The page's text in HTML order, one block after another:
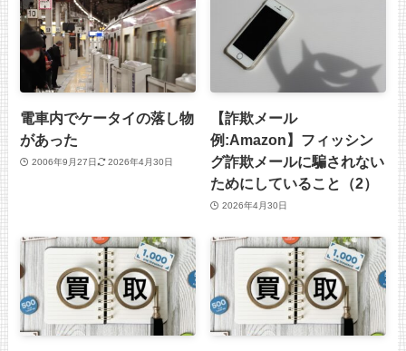
電車内でケータイの落し物
があった
2006年9月27日 2026年4月30日
【詐欺メール
例:Amazon】フィッシン
グ詐欺メールに騙されない
ためにしていること（2）
2026年4月30日